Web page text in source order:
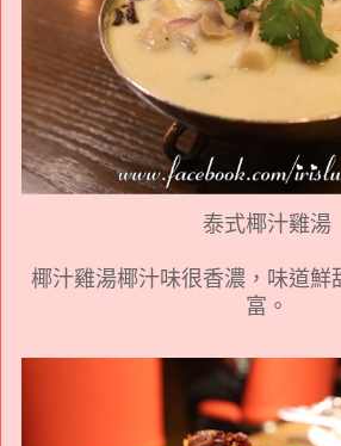
泰式椰汁雞湯
椰汁雞湯椰汁味很香濃，味道鮮
富。